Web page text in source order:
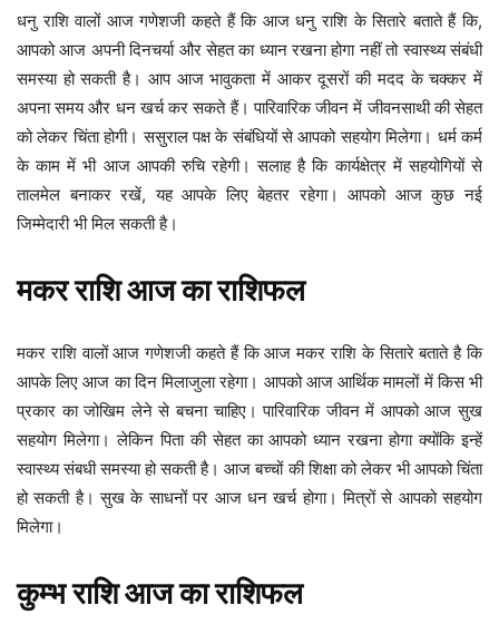
धनु राशि वालों आज गणेशजी कहते हैं कि आज धनु राशि के सितारे बताते हैं कि,
आपको आज अपनी दिनचर्या और सेहत का ध्यान रखना होगा नहीं तो स्वास्थ्य संबंधी
समस्या हो सकती है। आप आज भावुकता में आकर दूसरों की मदद के चक्कर में
अपना समय और धन खर्च कर सकते हैं। पारिवारिक जीवन में जीवनसाथी की सेहत
को लेकर चिंता होगी। ससुराल पक्ष के संबंधियों से आपको सहयोग मिलेगा। धर्म कर्म
के काम में भी आज आपकी रुचि रहेगी। सलाह है कि कार्यक्षेत्र में सहयोगियों से
तालमेल बनाकर रखें, यह आपके लिए बेहतर रहेगा। आपको आज कुछ नई
जिम्मेदारी भी मिल सकती है।
मकरराशिआजकाराशिफल
मकर राशि वालों आज गणेशजी कहते हैं कि आज मकर राशि के सितारे बताते है कि
आपके लिए आज का दिन मिलाजुला रहेगा। आपको आज आर्थिक मामलों में किस भी
प्रकार का जोखिम लेने से बचना चाहिए। पारिवारिक जीवन में आपको आज सुख
सहयोग मिलेगा। लेकिन पिता की सेहत का आपको ध्यान रखना होगा क्योंकि इन्हें
स्वास्थ्य संबधी समस्या हो सकती है। आज बच्चों की शिक्षा को लेकर भी आपको चिंता
हो सकती है। सुख के साधनों पर आज धन खर्च होगा। मित्रों से आपको सहयोग
मिलेगा।
कुम्भराशिआजकाराशिफल